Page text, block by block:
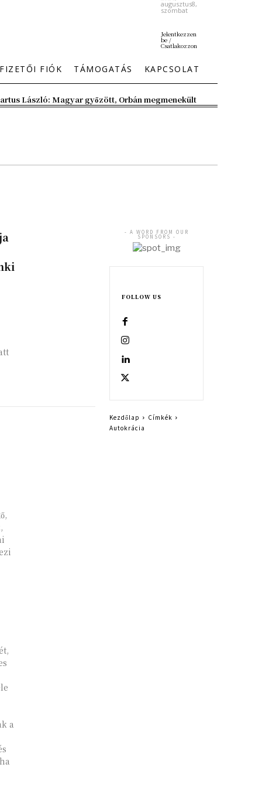
augusztus8,
szombat
Jelentkezzen
be /
Csatlakozzon
FIÓK TÁMOGATÁS KAPCSOLAT
László: Magyar győzött, Orbán megmenekült
a
- A WORD FROM OUR
SPONSORS -
FOLLOW US
Kezdőlap
Címkék
Autokrácia